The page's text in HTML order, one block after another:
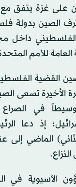
على غزة يتفق مع
الصين بدولة
داخل
للأمم
القضية
الأخيرة تسعى
في الصراع
إذ دعا
الماضي إلى
الآسيوية في